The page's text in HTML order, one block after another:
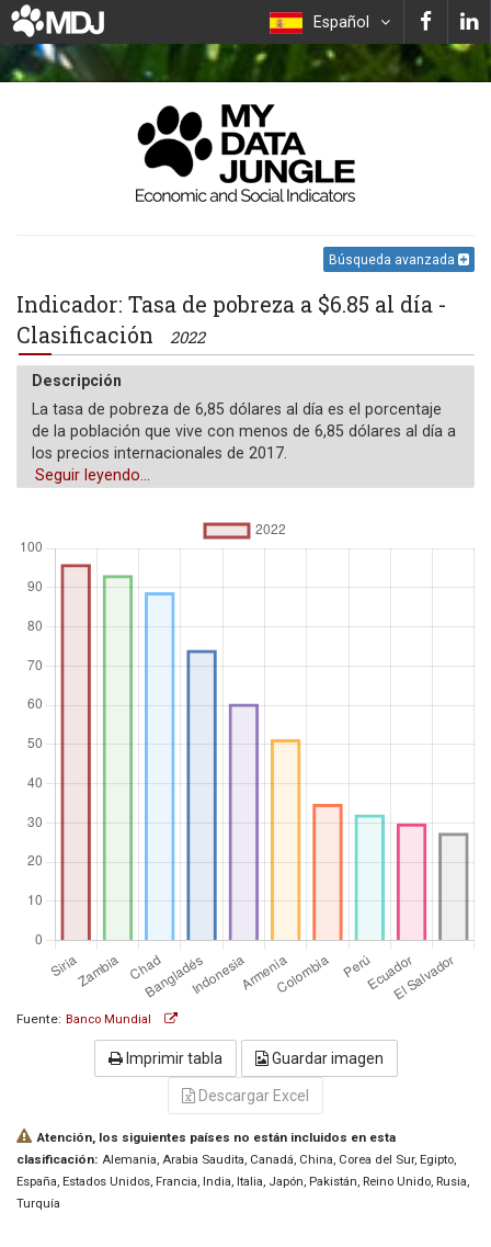
Español
Búsqueda avanzada
Indicador: Tasa de pobreza a $6.85 al día -
Clasificación
2022
Descripción
La tasa de pobreza de 6,85 dólares al día es el porcentaje
de la población que vive con menos de 6,85 dólares al día a
los precios internacionales de 2017.
Unidad de medida
Operador de
agregación
Media
Seguir leyendo...
Fuente: Banco Mundial
Imprimir tabla Guardar imagen
Descargar Excel
Atención, los siguientes países no están incluidos en esta
clasificación: Alemania, Arabia Saudita, Canadá, China, Corea del Sur, Egipto,
España, Estados Unidos, Francia, India, Italia, Japón, Pakistán, Reino Unido, Rusia,
Turquía